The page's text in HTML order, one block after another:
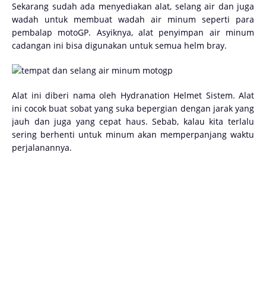
Sekarang sudah ada menyediakan alat, selang air dan juga
wadah untuk membuat wadah air minum seperti para
pembalap motoGP. Asyiknya, alat penyimpan air minum
cadangan ini bisa digunakan untuk semua helm bray.
Alat ini diberi nama oleh Hydranation Helmet Sistem. Alat
ini cocok buat sobat yang suka bepergian dengan jarak yang
jauh dan juga yang cepat haus. Sebab, kalau kita terlalu
sering berhenti untuk minum akan memperpanjang waktu
perjalanannya.